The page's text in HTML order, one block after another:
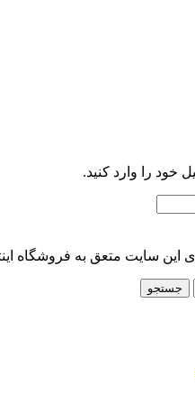
خود را وارد کنید.
سایت متعق به فروشگاه
جستجو